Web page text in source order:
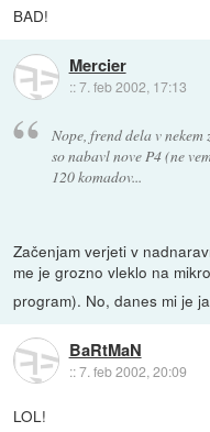
BAD!
Mercier
::7. feb 2002, 17:13
Nope, frend dela v
so nabavl nove P4 (ne
120 komadov...
Začenjam verjeti v
me je grozno vleklo na
program). No, danes mi je
BaRtMaN
::7. feb 2002, 20:09
LOL!